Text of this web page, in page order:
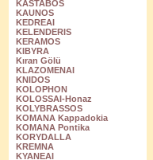
KASTABOS
KAUNOS
KEDREAI
KELENDERIS
KERAMOS
KIBYRA
Kıran Gölü
KLAZOMENAI
KNIDOS
KOLOPHON
KOLOSSAI-Honaz
KOLYBRASSOS
KOMANA Kappadokia
KOMANA Pontika
KORYDALLA
KREMNA
KYANEAI